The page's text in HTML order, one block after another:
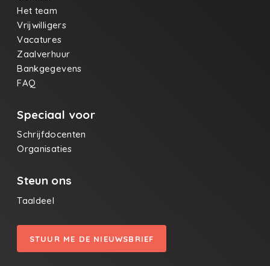
Het team
Vrijwilligers
Vacatures
Zaalverhuur
Bankgegevens
FAQ
Speciaal voor
Schrijfdocenten
Organisaties
Steun ons
Taaldeel
STUUR ME DE NIEUWSBRIEF